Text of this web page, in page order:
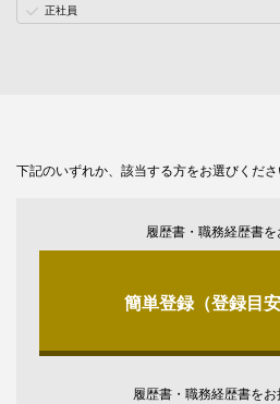
正社員
下記のいずれか、該当する方をお選びくださ
履歴書・職務経歴書
簡単登録（登録目
履歴書・職務経歴書を